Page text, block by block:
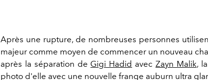
Après une rupture, de nombreuses personnes
majeur comme moyen de commencer un nouveau
après la séparation de Gigi Hadid avec Zayn Malik,
photo d'elle avec une nouvelle frange auburn ultra